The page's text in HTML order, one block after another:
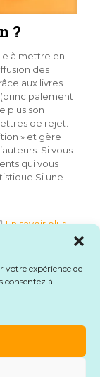
votre expérience de
consentez à
?
à mettre en
des
aux livres
plus son
de rejet.
» et gère
Si vous
qui vous
Si une
En savoir plus
de